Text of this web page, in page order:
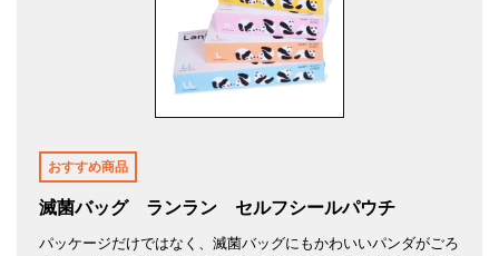
おすすめ商品
滅菌バッグ ランラン セルフシールパウチ
パッケージだけではなく、滅菌バッグにもかわいいパンダがごろ